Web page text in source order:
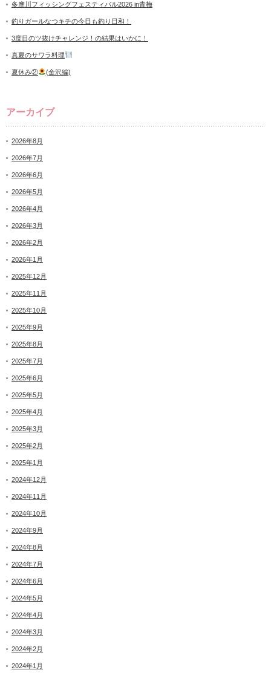
多摩川フィッシングフェスティバル2026 in青梅
釣りガールなつキチの今日も釣り日和！
3度目のツ抜けチャレンジ！の結果はいかに！
真夏のサワラ料理
夏休み② (金沢編)
アーカイブ
2026年8月
2026年7月
2026年6月
2026年5月
2026年4月
2026年3月
2026年2月
2026年1月
2025年12月
2025年11月
2025年10月
2025年9月
2025年8月
2025年7月
2025年6月
2025年5月
2025年4月
2025年3月
2025年2月
2025年1月
2024年12月
2024年11月
2024年10月
2024年9月
2024年8月
2024年7月
2024年6月
2024年5月
2024年4月
2024年3月
2024年2月
2024年1月